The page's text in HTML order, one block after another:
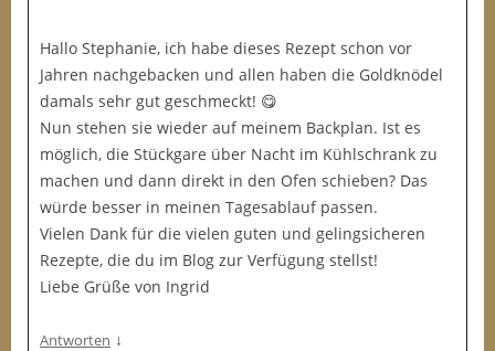
Hallo Stephanie, ich habe dieses Rezept schon vor
Jahren nachgebacken und allen haben die Goldknödel
damals sehr gut geschmeckt! 😋
Nun stehen sie wieder auf meinem Backplan. Ist es
möglich, die Stückgare über Nacht im Kühlschrank zu
machen und dann direkt in den Ofen schieben? Das
würde besser in meinen Tagesablauf passen.
Vielen Dank für die vielen guten und gelingsicheren
Rezepte, die du im Blog zur Verfügung stellst!
Liebe Grüße von Ingrid
Antworten ↓